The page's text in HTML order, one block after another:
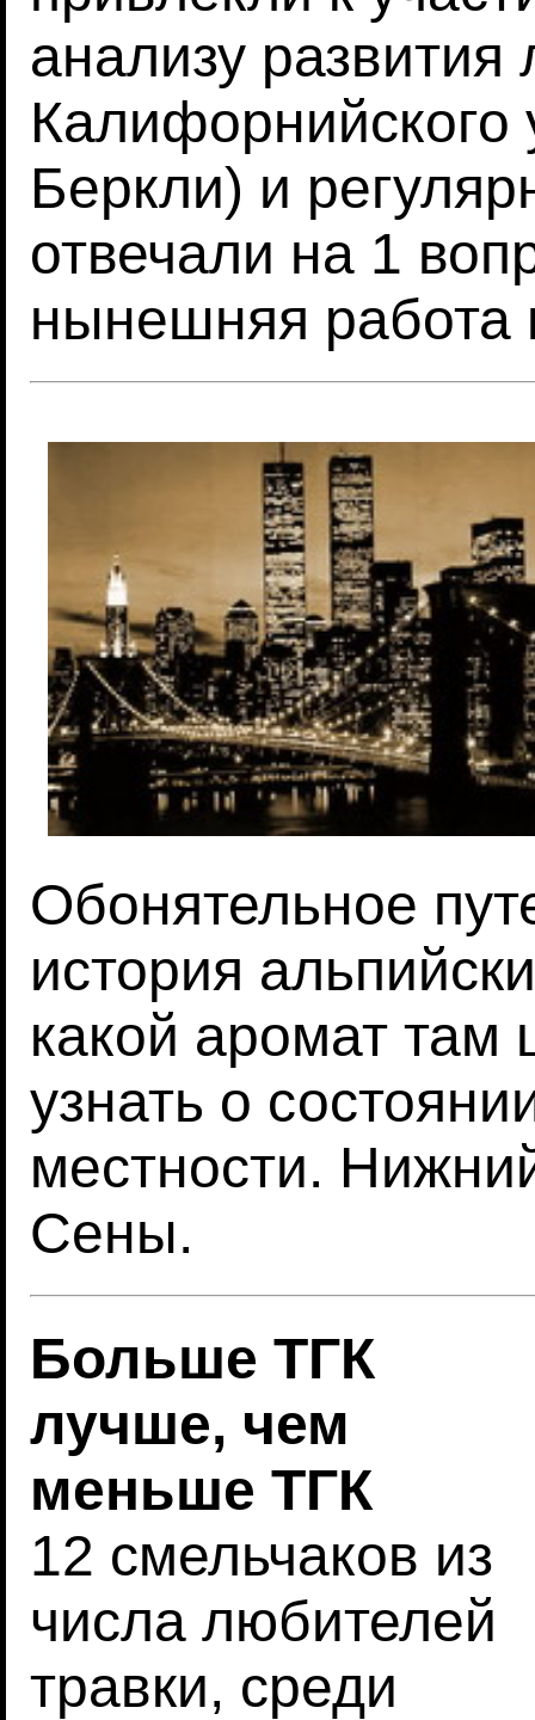
анализу развития
Калифорнийского
Беркли) и
отвечали на 1
нынешняя работа
Обонятельное
история
какой аромат там
узнать о
местности.
Сены.
Больше ТГК
лучше, чем
меньше ТГК
12 смельчаков из
числа любителей
травки, среди